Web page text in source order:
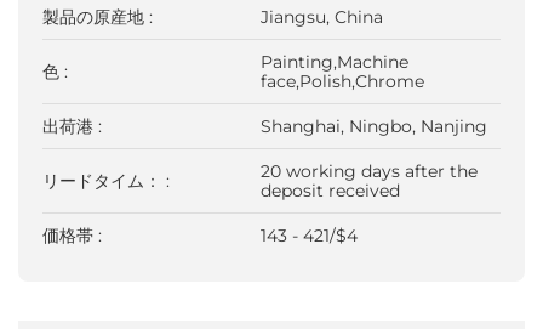
製品の原産地 : Jiangsu, China
色 :
Painting,Machine
face,Polish,Chrome
出荷港 : Shanghai, Ningbo, Nanjing
リードタイム： :
20 working days after the
deposit received
価格帯 : 143 - 421/$4